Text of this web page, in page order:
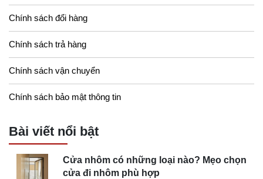
Chính sách đổi hàng
Chính sách trả hàng
Chính sách vận chuyển
Chính sách bảo mật thông tin
Bài viết nổi bật
Cửa nhôm có những loại nào? Mẹo chọn
cửa đi nhôm phù hợp